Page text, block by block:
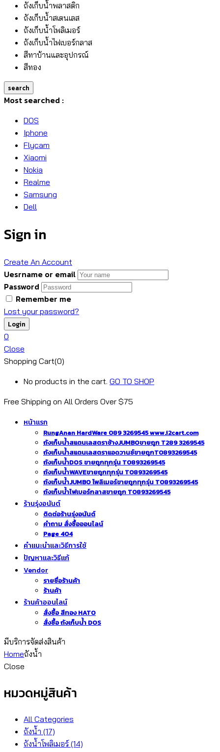
ถังเก็บน้ำพลาสติก
ถังเก็บน้ำสเตนเลส
ถังเก็บน้ำโพลิเมอร์
ถังเก็บน้ำไฟเบอร์กลาส
สีทาบ้านและอุปกรณ์
สีทอง
search
Most searched :
DOS
Iphone
Flycam
Xiaomi
Nokia
Realme
Samsung
Dell
Sign in
Create An Account
Uesrname or email
Password
Remember me
Lost your password?
0
Close
Shopping Cart(0)
No products in the cart. GO TO SHOP
Free Shipping on All Orders Over $75
หน้าแรก
RungAnan HardWare 089 3269545 www.i2cart.com
ถังเก็บน้ำสแตนเลสตราช้างJUMBOขายถูก T289 3269545
ถังเก็บน้ำสแตนเลสตราแอดวานซ์ขายถูกT0893269545
ถังเก็บน้ำDOS ขายถูกทุกรุ่น T0893269545
ถังเก็บน้ำWAVEขายถูกทุกรุ่น T0893269545
ถังเก็บน้ำJUMBO โพลิเมอร์ขายถูกทุกรุ่น T0893269545
ถังเก็บน้ำไฟเบอร์กลาสขายถูก T0893269545
ร้านรุ่งอนันต์
ติดต่อร้านรุ่งอนันต์
คำถาม สั่งซื้อออนไลน์
Page 404
คำแนะนำและวิธีการใช้
ปัญหาและวิธีแก้
Vendor
รายชื่อร้านค้า
ร้านค้า
ร้านค้าออนไลน์
สั่งซื้อ สีทอง HATO
สั่งซื้อ ถังเก็บน้ำ DOS
มีบริการจัดส่งสินค้า
Homeถังน้ำ
Close
หมวดหมู่สินค้า
All Categories
ถังน้ำ (17)
ถังน้ำโพลิเมอร์(14)